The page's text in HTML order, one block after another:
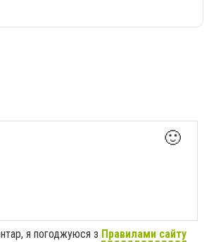
🙂
я погоджуюся з Правилами сайту